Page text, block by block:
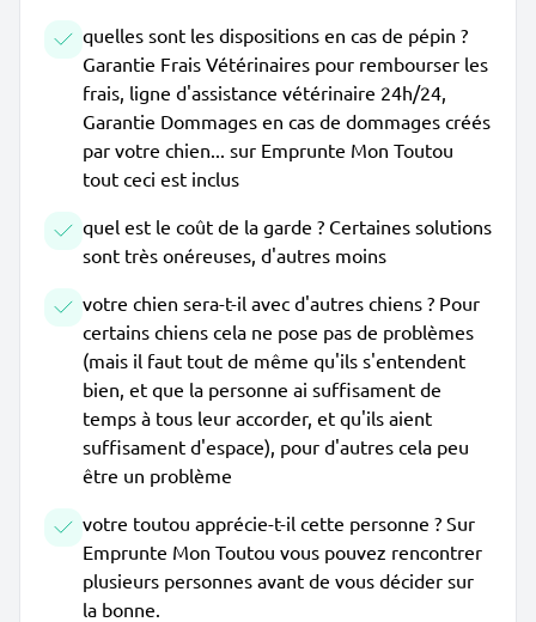
quelles sont les dispositions en cas de pépin ?
Garantie Frais Vétérinaires pour rembourser les
frais, ligne d'assistance vétérinaire 24h/24,
Garantie Dommages en cas de dommages créés
par votre chien... sur Emprunte Mon Toutou
tout ceci est inclus
quel est le coût de la garde ? Certaines solutions
sont très onéreuses, d'autres moins
votre chien sera-t-il avec d'autres chiens ? Pour
certains chiens cela ne pose pas de problèmes
(mais il faut tout de même qu'ils s'entendent
bien, et que la personne ai suffisament de
temps à tous leur accorder, et qu'ils aient
suffisament d'espace), pour d'autres cela peu
être un problème
votre toutou apprécie-t-il cette personne ? Sur
Emprunte Mon Toutou vous pouvez rencontrer
plusieurs personnes avant de vous décider sur
la bonne.